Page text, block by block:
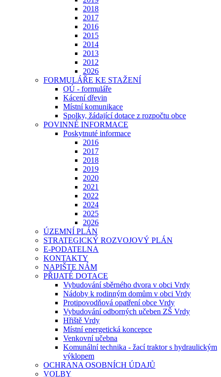
2018
2017
2016
2015
2014
2013
2012
2026
FORMULÁŘE KE STAŽENÍ
OÚ - formuláře
Kácení dřevin
Místní komunikace
Spolky, žádající dotace z rozpočtu obce
POVINNÉ INFORMACE
Poskytnuté informace
2016
2017
2018
2019
2020
2021
2022
2024
2025
2026
ÚZEMNÍ PLÁN
STRATEGICKÝ ROZVOJOVÝ PLÁN
E-PODATELNA
KONTAKTY
NAPIŠTE NÁM
PŘIJATÉ DOTACE
Vybudování sběrného dvora v obci Vrdy
Nádoby k rodinným domům v obci Vrdy
Protipovodňová opatření obce Vrdy
Vybudování odborných učeben ZŠ Vrdy
Hřiště Vrdy
Místní energetická koncepce
Venkovní učebna
Komunální technika - žací traktor s hydraulickým
výklopem
OCHRANA OSOBNÍCH ÚDAJŮ
VOLBY